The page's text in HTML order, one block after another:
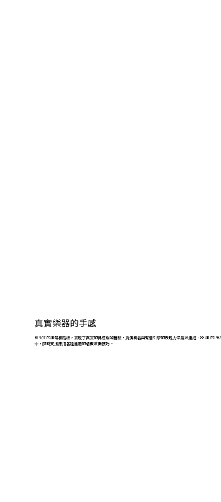
真實樂器的手感
RP107 的鍵盤和踏板，實現了真實的傳統鋼琴體驗，將演奏者與聲音引擎的表現力深度地連結。88 鍵 的
中，隨時支援應用各種進階的踏板演奏技巧。